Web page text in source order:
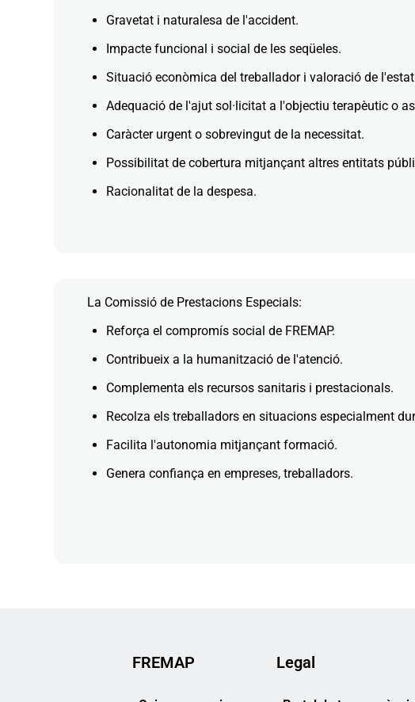
Gravetat i naturalesa de l'accident.
Impacte funcional i social de les seqüeles.
Situació econòmica del treballador i valoració de
Adequació de l'ajut sol·licitat a l'objectiu terapèutic o
Caràcter urgent o sobrevingut de la necessitat.
Possibilitat de cobertura mitjançant altres entitats
Racionalitat de la despesa.
La Comissió de Prestacions Especials:
Reforça el compromís social de FREMAP.
Contribueix a la humanització de l'atenció.
Complementa els recursos sanitaris i prestacionals.
Recolza els treballadors en situacions especialment
Facilita l'autonomia mitjançant formació.
Genera confiança en empreses, treballadors.
FREMAP Legal